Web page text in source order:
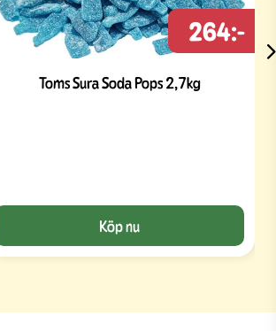
Toms Sura Soda Pops 2,7kg
264:-
Köp nu